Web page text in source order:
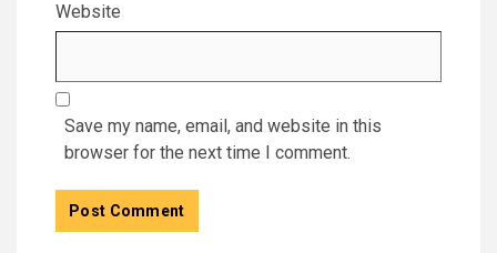
Website
Save my name, email, and website in this
browser for the next time I comment.